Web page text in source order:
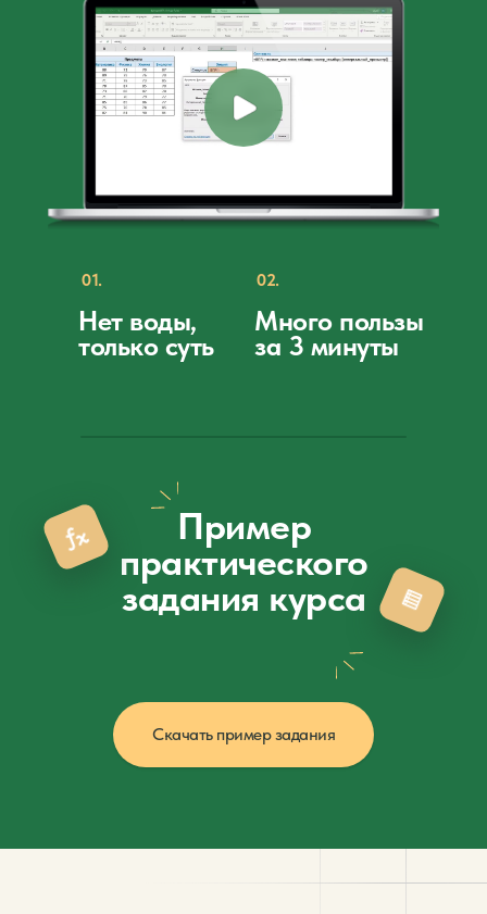
Нет воды,
только суть
Много пользы
за 3 минуты
01. 02.
Пример
практического
задания курса
Скачать пример задания